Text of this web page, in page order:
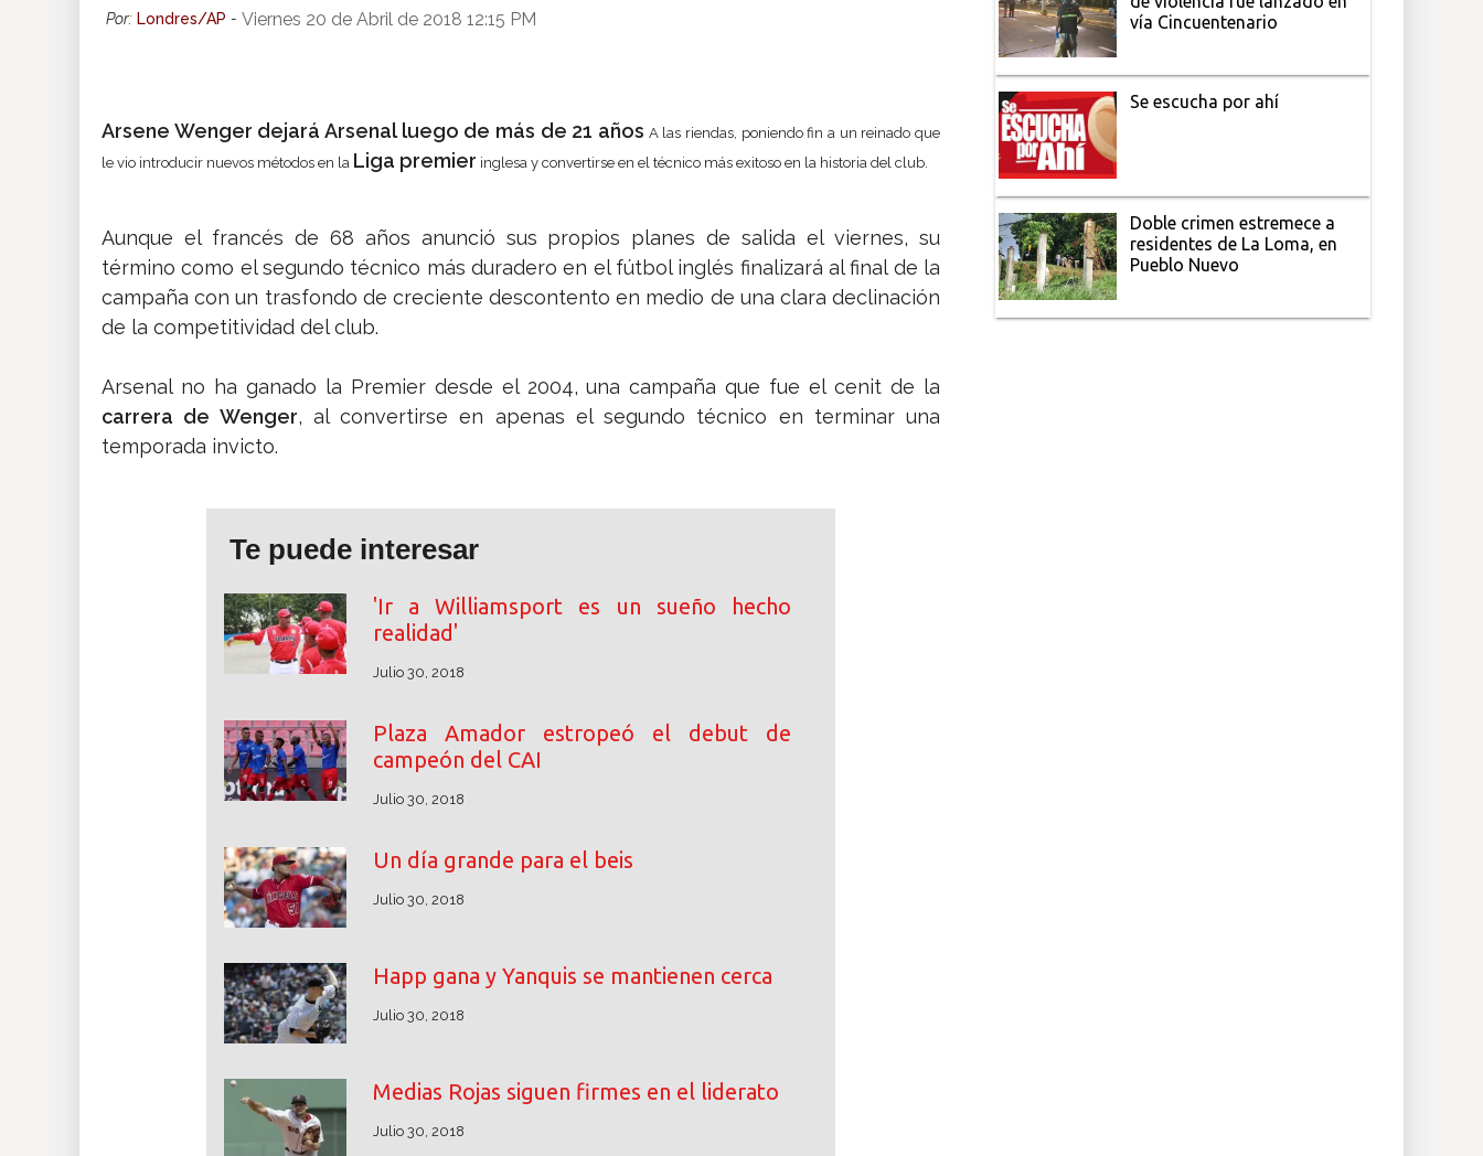
Por: Londres/AP - Viernes 20 de Abril de 2018 12:15 PM
Arsene Wenger dejará Arsenal luego de más de 21 años A las riendas, poniendo fin a un reinado que
le vio introducir nuevos métodos en la Liga premier inglesa y convertirse en el técnico más exitoso en la historia del club.
Aunque el francés de 68 años anunció sus propios planes de salida el viernes, su
término como el segundo técnico más duradero en el fútbol inglés finalizará al final de la
campaña con un trasfondo de creciente descontento en medio de una clara declinación
de la competitividad del club.
Arsenal no ha ganado la Premier desde el 2004, una campaña que fue el cenit de la
carrera de Wenger, al convertirse en apenas el segundo técnico en terminar una
temporada invicto.
Te puede interesar
'Ir a Williamsport es un sueño hecho
realidad'
Julio 30, 2018
Plaza Amador estropeó el debut de
campeón del CAI
Julio 30, 2018
Un día grande para el beis
Julio 30, 2018
Happ gana y Yanquis se mantienen cerca
Julio 30, 2018
Medias Rojas siguen firmes en el liderato
Julio 30, 2018
vía Cincuentenario
Se escucha por ahí
Doble crimen estremece a
residentes de La Loma, en
Pueblo Nuevo